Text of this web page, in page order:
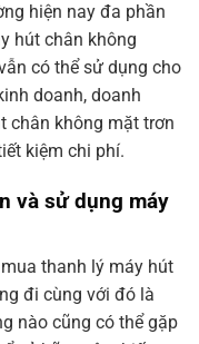
hiện nay đa phần
hút chân không
có thể sử dụng cho
doanh, doanh
chân không mặt trơn
kiệm chi phí.
và sử dụng máy
thanh lý máy hút
đi cùng với đó là
nào cũng có thể gặp